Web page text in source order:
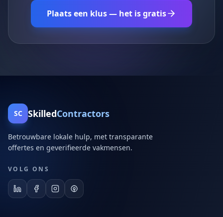
Plaats een klus — het is gratis
SC SkilledContractors
Betrouwbare lokale hulp, met transparante
offertes en geverifieerde vakmensen.
VOLG ONS